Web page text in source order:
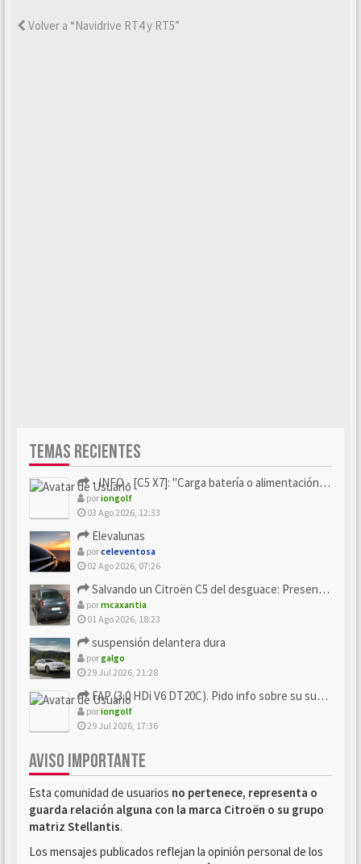
Volver a “Navidrive RT4 y RT5”
TEMAS RECIENTES
- INFO - [C5 X7]: "Carga batería o alimentación eléctri...
poriongolf
03 Ago 2026, 12:33
Elevalunas
porceleventosa
02 Ago 2026, 07:26
Salvando un Citroën C5 del desguace: Presentación y seguimiento
pormcaxantia
01 Ago 2026, 18:23
suspensión delantera dura
porgalgo
29 Jul 2026, 21:28
FAP (3.0 HDi V6 DT20C). Pido info sobre su sustitución
poriongolf
29 Jul 2026, 17:36
AVISO IMPORTANTE
Esta comunidad de usuarios no pertenece, representa o
guarda relación alguna con la marca Citroën o su grupo
matriz Stellantis.
Los mensajes publicados reflejan la opinión personal de los